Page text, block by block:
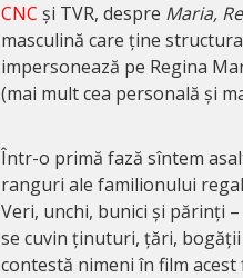
CNC și TVR, despre Maria,
masculină care ține
impersonează pe Regina
(mai mult cea personală și
Într-o primă fază sîntem
ranguri ale familionului
Veri, unchi, bunici și părinți
se cuvin ținuturi, țări, bogății
contestă nimeni în film